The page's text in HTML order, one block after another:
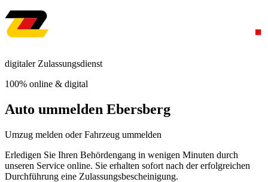
digitaler Zulassungsdienst
100% online & digital
Auto ummelden Ebersberg
Umzug melden oder Fahrzeug ummelden
Erledigen Sie Ihren Behördengang in wenigen Minuten durch
unseren Service online. Sie erhalten sofort nach der erfolgreichen
Durchführung eine Zulassungsbescheinigung.